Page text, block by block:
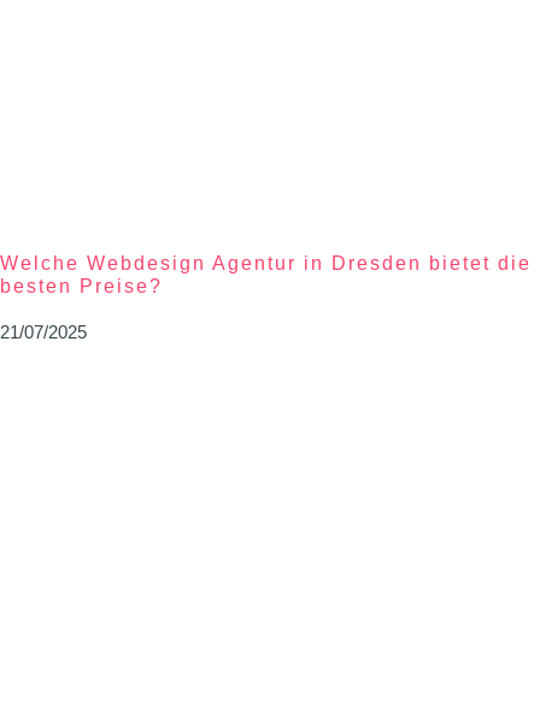
Welche Webdesign Agentur in Dresden bietet die
besten Preise?
21/07/2025